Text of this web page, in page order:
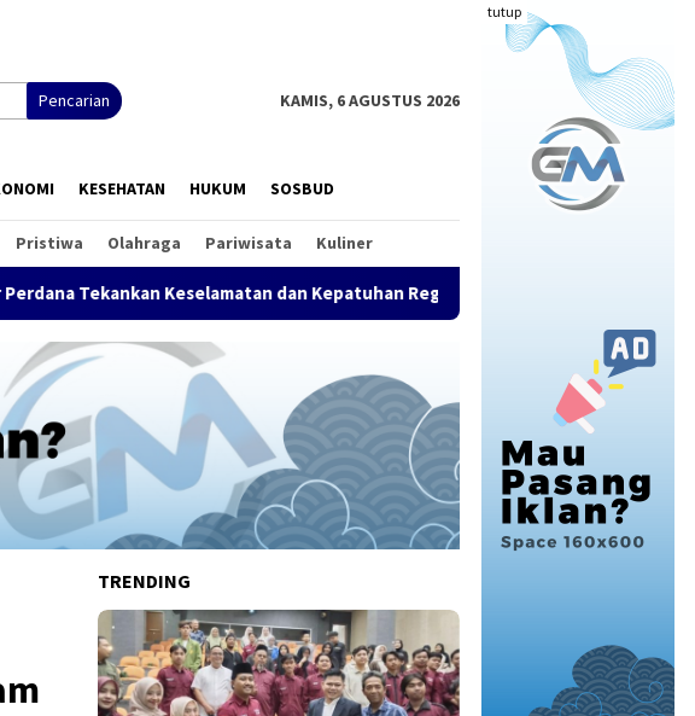
tutup
Pencarian KAMIS, 6 AGUSTUS 2026
KESEHATAN HUKUM SOSBUD
Pristiwa Olahraga Pariwisata Kuliner
Keselamatan dan Kepatuhan Regulasi PGM Indonesia Anugerahkan PGM
TRENDING